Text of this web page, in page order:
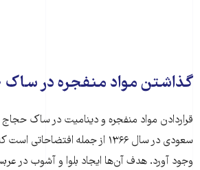
گذاشتن مواد منفجره در
قراردادن مواد منفجره و دینامیت در ساک حجاج
سعودی در سال ۱۳۶۶ از جمله
وجود آورد. هدف آن‌ها ایجاد بلوا و آشوب در